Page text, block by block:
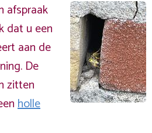
afspraak
dat u een
aan de
De
zitten
holle